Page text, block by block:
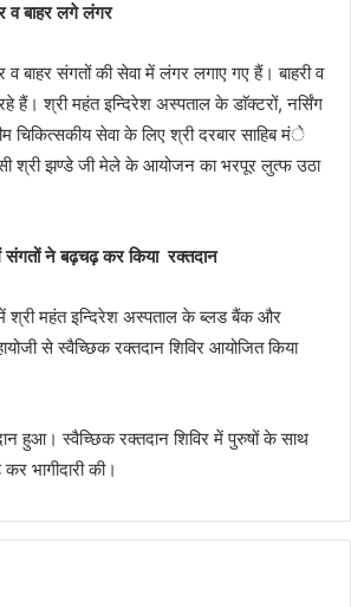
व बाहर लगे लंगर
व बाहर संगतों की सेवा में लंगर लगाए गए हैं। बाहरी व
श्री महंत इन्दिरेश अस्पताल के डाॅक्टरों, नर्सिंग
चिकित्सकीय सेवा के लिए श्री दरबार साहिब मंे
श्री झण्डे जी मेले के आयोजन का भरपूर लुत्फ उठा
संगतों ने बढ़चढ़ कर किया रक्तदान
में श्री महंत इन्दिरेश अस्पताल के ब्लड बैंक और
से स्वैच्छिक रक्तदान शिविर आयोजित किया
हुआ। स्वैच्छिक रक्तदान शिविर में पुरुषों के साथ
भागीदारी की।